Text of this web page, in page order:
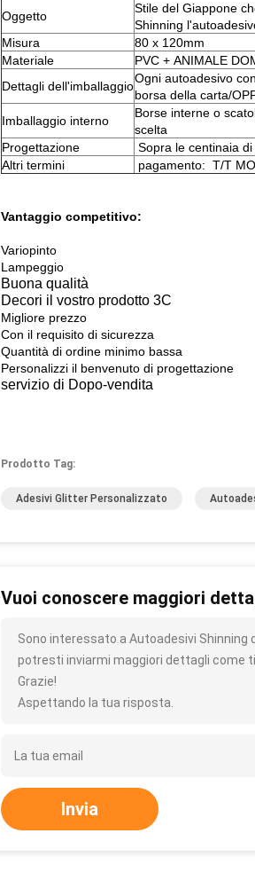
Oggetto
Stile del Giappone
Shinning
Misura
80 x 120mm
Materiale
PVC + ANIMALE
Dettagli dell'imballaggio
Ogni autoadesivo
borsa della carta/
Imballaggio interno
Borse interne o
scelta
Progettazione
Sopra le centinaia
Altri termini
pagamento: T/T
Vantaggio competitivo:
Variopinto
Lampeggio
Buona qualità
Decori il vostro prodotto 3C
Migliore prezzo
Con il requisito di sicurezza
Quantità di ordine minimo bassa
Personalizzi il benvenuto di progettazione
servizio di Dopo-vendita
Prodotto Tag:
Adesivi Glitter Personalizzato
Vuoi conoscere maggiori
Sono interessato a Autoadesivi Shinning
potresti inviarmi maggiori dettagli come
Grazie!
Aspettando la tua risposta.
Invia